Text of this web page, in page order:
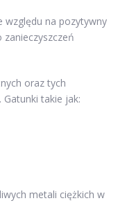
względu na pozytywny
zanieczyszczeń
oraz tych
takie jak:
metali ciężkich w